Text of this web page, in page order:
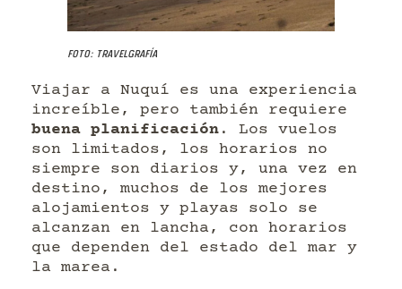
Foto: Travelgrafía
Viajar a Nuquí es una experiencia
increíble, pero también requiere
buena planificación . Los vuelos
son limitados, los horarios no
siempre son diarios y, una vez en
destino, muchos de los mejores
alojamientos y playas solo se
alcanzan en lancha, con horarios
que dependen del estado del mar y
la marea.